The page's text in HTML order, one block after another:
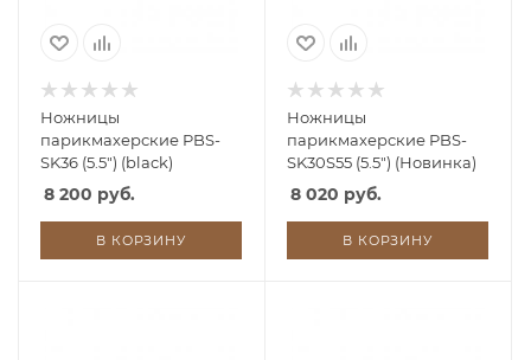
Ножницы
парикмахерские PBS-
SK36 (5.5") (black)
8 200 руб.
В КОРЗИНУ
Ножницы
парикмахерские PBS-
SK30S55 (5.5") (Новинка)
8 020 руб.
В КОРЗИНУ